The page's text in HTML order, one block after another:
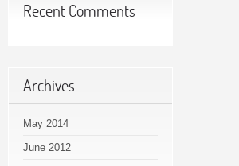
Recent Comments
Archives
May 2014
June 2012